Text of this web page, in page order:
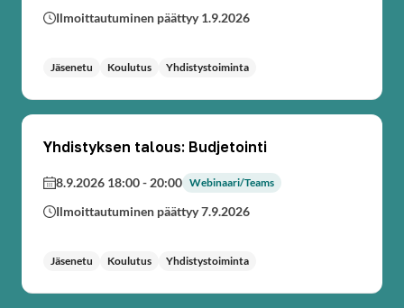
Ilmoittautuminen päättyy 1.9.2026
Jäsenetu Koulutus Yhdistystoiminta
Yhdistyksen talous: Budjetointi
8.9.2026 18:00- 20:00 Webinaari/Teams
Ilmoittautuminen päättyy 7.9.2026
Jäsenetu Koulutus Yhdistystoiminta